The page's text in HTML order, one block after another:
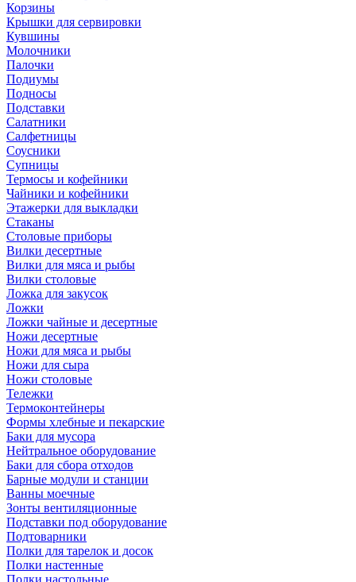
Корзины
Крышки для сервировки
Кувшины
Молочники
Палочки
Подиумы
Подносы
Подставки
Салатники
Салфетницы
Соусники
Супницы
Термосы и кофейники
Чайники и кофейники
Этажерки для выкладки
Стаканы
Столовые приборы
Вилки десертные
Вилки для мяса и рыбы
Вилки столовые
Ложка для закусок
Ложки
Ложки чайные и десертные
Ножи десертные
Ножи для мяса и рыбы
Ножи для сыра
Ножи столовые
Тележки
Термоконтейнеры
Формы хлебные и пекарские
Баки для мусора
Нейтральное оборудование
Баки для сбора отходов
Барные модули и станции
Ванны моечные
Зонты вентиляционные
Подставки под оборудование
Подтоварники
Полки для тарелок и досок
Полки настенные
Полки настольные